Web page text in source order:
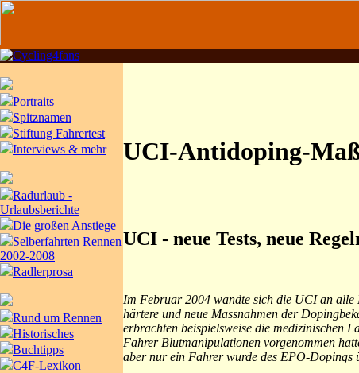
Portraits
Spitznamen
Stiftung Fahrertest
Interviews & mehr
Radurlaub -
Urlaubsberichte
Die großen Anstiege
Selberfahrten Rennen
2002-2008
Radlerprosa
Rund um Rennen
Historisches
Buchtipps
C4F-Lexikon
UCI-Antidoping-
UCI - neue Tests, neue
Im Februar 2004 wandte sich die UCI an alle
härtere und neue Massnahmen der
erbrachten beispielsweise die medizinischen
Fahrer Blutmanipulationen vorgenommen
aber nur ein Fahrer wurde des EPO-Dopings